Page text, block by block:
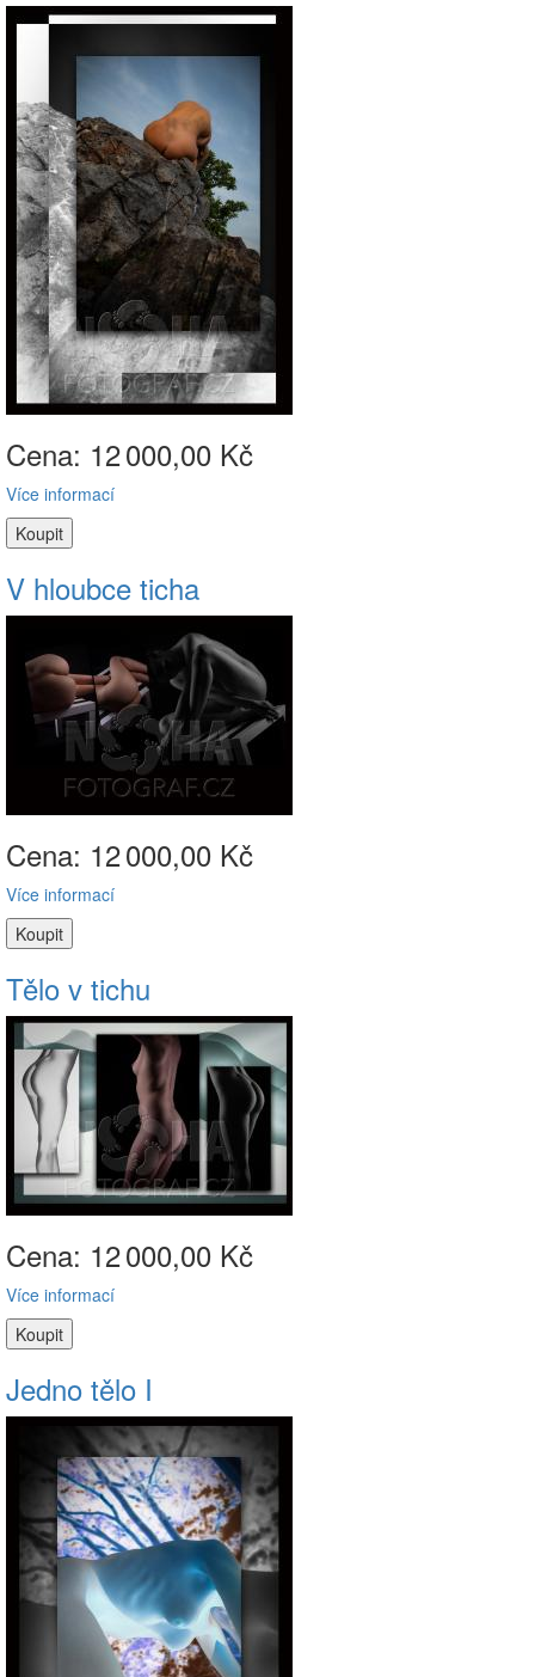
Cena: 12000,00 Kč
Více informací
V hloubce ticha
Cena: 12000,00 Kč
Více informací
Tělo v tichu
Cena: 12000,00 Kč
Více informací
Jedno tělo I